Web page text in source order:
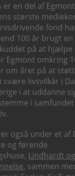
er en del af
største
fond
100 år brugt en
på at hjælpe
Egmont omkring
om året på at
svære livsvilkår i
i at uddanne
i
også under et af
og førende
Lindhardt
, sammen